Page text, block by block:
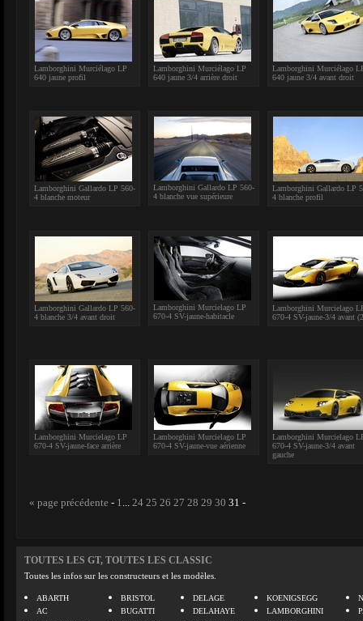
Lamborghini Murciélago LP
640 jaune profil
Lamborghini Murciélago LP
640 jaune 3/4 arrière droit
Lamborghini Murciélago
640 jaune 3/4 avant droit
Lamborghini Gallardo LP 560-
4 blanche moteur
Lamborghini Gallardo LP 560-
4 blanche vue supérieure
Lamborghini Gallardo LP
4 blanche profil
Lamborghini Gallardo LP 560-
4 blanche 3/4 avant droit
Lamborghini Murcielago LP
670-4 SV-jaune-habitacle
Lamborghini Murcielago
670-4 SV-jaune-3/4 avant
Lamborghini Murcielago LP
670-4 SV-jaune-face arrière
Lamborghini Murcielago LP
670-4 SV-jaune-vue aérienne
Lamborghini Murcielago
670-4 SV-jaune-3/4 avant
gauche
« page précédente - 1... 24 25 26 27 28 29 30 31 -
TOUTES LES GT, TOUTES LES CLASSIC
Toutes les infos sur les constructeurs et les modèles.
ABARTH
AC
BRISTOL
BUGATTI
DELAGE
DELAHAYE
KOENIGSEGG
LAMBORGHINI